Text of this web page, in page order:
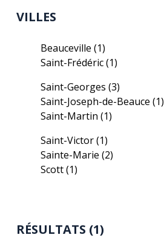
VILLES
Beauceville(1)
Saint-Frédéric(1)
Saint-Georges(3)
Saint-Joseph-de-Beauce(1)
Saint-Martin(1)
Saint-Victor(1)
Sainte-Marie(2)
Scott(1)
RÉSULTATS (1)